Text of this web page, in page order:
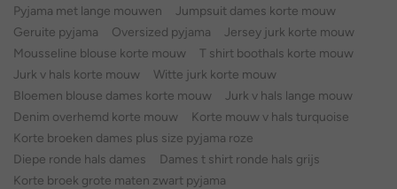
Pyjama met lange mouwen
Jumpsuit dames korte mouw
Geruite pyjama
Oversized pyjama
Jersey jurk korte mouw
Mousseline blouse korte mouw
T shirt boothals korte mouw
Jurk v hals korte mouw
Witte jurk korte mouw
Bloemen blouse dames korte mouw
Jurk v hals lange mouw
Denim overhemd korte mouw
Korte mouw v hals turquoise
Korte broeken dames plus size pyjama roze
Diepe ronde hals dames
Dames t shirt ronde hals grijs
Korte broek grote maten zwart pyjama